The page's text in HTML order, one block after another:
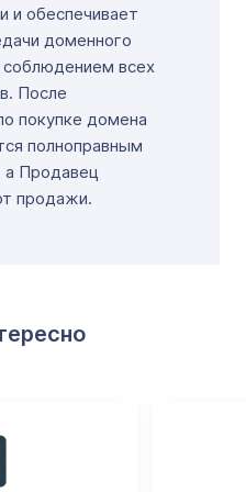
и обеспечивает
доменного
всех
После
покупке домена
полноправным
а Продавец
продажи.